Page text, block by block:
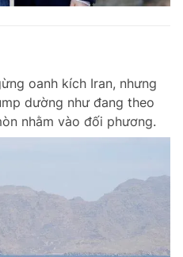
oanh kích Iran, nhưng
dường như đang theo
nhằm vào đối phương.